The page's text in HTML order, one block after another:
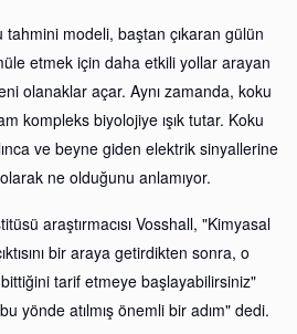
modeli, baştan çıkaran gülün
etmek için daha etkili yollar arayan
olanaklar açar. Aynı zamanda, koku
kompleks biyolojiye ışık tutar. Koku
ve beyne giden elektrik sinyallerine
ne olduğunu anlamıyor.
araştırmacısı Vosshall, "Kimyasal
bir araya getirdikten sonra, o
tarif etmeye başlayabilirsiniz"
yönde atılmış önemli bir adım" dedi.